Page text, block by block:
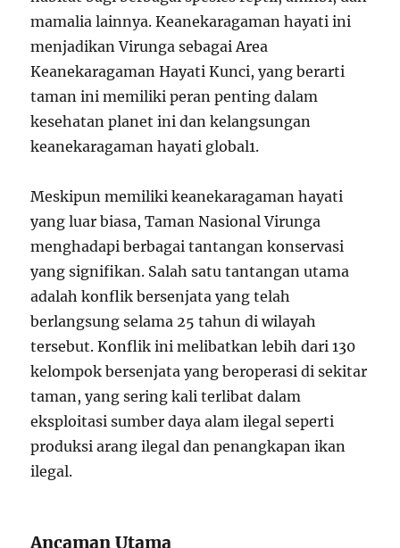
mamalia lainnya. Keanekaragaman hayati ini
menjadikan Virunga sebagai Area
Keanekaragaman Hayati Kunci, yang berarti
taman ini memiliki peran penting dalam
kesehatan planet ini dan kelangsungan
keanekaragaman hayati global1.
Meskipun memiliki keanekaragaman hayati
yang luar biasa, Taman Nasional Virunga
menghadapi berbagai tantangan konservasi
yang signifikan. Salah satu tantangan utama
adalah konflik bersenjata yang telah
berlangsung selama 25 tahun di wilayah
tersebut. Konflik ini melibatkan lebih dari 130
kelompok bersenjata yang beroperasi di sekitar
taman, yang sering kali terlibat dalam
eksploitasi sumber daya alam ilegal seperti
produksi arang ilegal dan penangkapan ikan
ilegal.
Ancaman Utama